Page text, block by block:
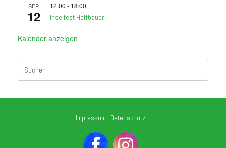
SEP.
12
12:00 - 18:00
Inselfest Hoffbauer
Kalender anzeigen
Suchen
nach:
Impressum | Datenschutz